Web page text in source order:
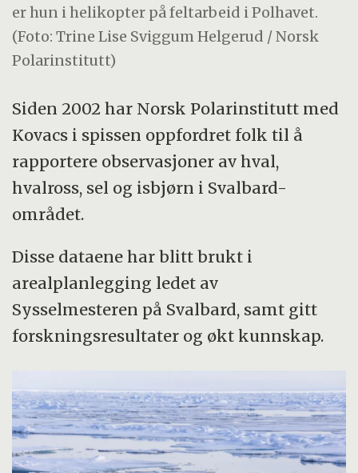
er hun i helikopter på feltarbeid i Polhavet.
(Foto: Trine Lise Sviggum Helgerud / Norsk
Polarinstitutt)
Siden 2002 har Norsk Polarinstitutt med
Kovacs i spissen oppfordret folk til å
rapportere observasjoner av hval,
hvalross, sel og isbjørn i Svalbard-
området.
Disse dataene har blitt brukt i
arealplanlegging ledet av
Sysselmesteren på Svalbard, samt gitt
forskningsresultater og økt kunnskap.